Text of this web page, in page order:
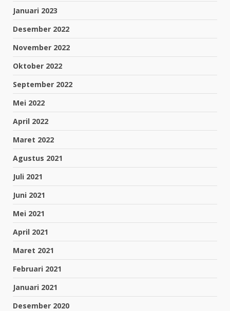
Januari 2023
Desember 2022
November 2022
Oktober 2022
September 2022
Mei 2022
April 2022
Maret 2022
Agustus 2021
Juli 2021
Juni 2021
Mei 2021
April 2021
Maret 2021
Februari 2021
Januari 2021
Desember 2020